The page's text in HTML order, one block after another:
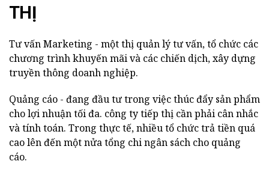
THỊ
Tư vấn Marketing - một thị quản lý tư vấn, tổ chức các
chương trình khuyến mãi và các chiến dịch, xây dựng
truyền thông doanh nghiệp.
Quảng cáo - đang đầu tư trong việc thúc đẩy sản phẩm
cho lợi nhuận tối đa. công ty tiếp thị cần phải cân nhắc
và tính toán. Trong thực tế, nhiều tổ chức trả tiền quá
cao lên đến một nửa tổng chi ngân sách cho quảng
cáo.